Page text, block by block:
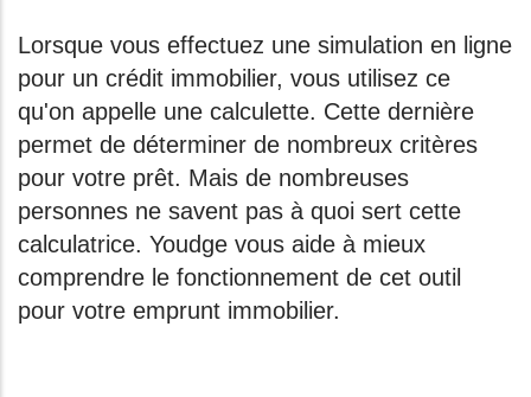
Lorsque vous effectuez une simulation en ligne
pour un crédit immobilier, vous utilisez ce
qu'on appelle une calculette. Cette dernière
permet de déterminer de nombreux critères
pour votre prêt. Mais de nombreuses
personnes ne savent pas à quoi sert cette
calculatrice. Youdge vous aide à mieux
comprendre le fonctionnement de cet outil
pour votre emprunt immobilier.